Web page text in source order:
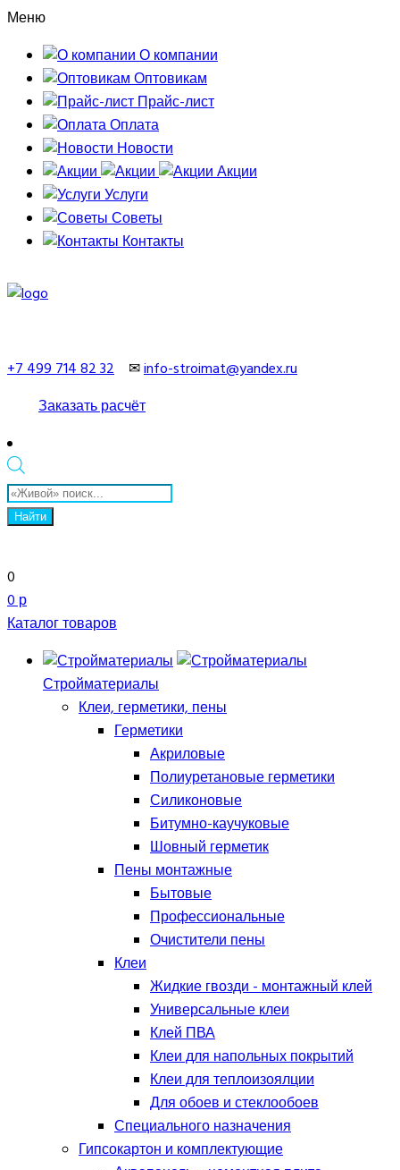
Меню
О компании
Оптовикам
Прайс-лист
Оплата
Новости
Акции
Услуги
Советы
Контакты
+7 499 714 82 32 ✉info-stroimat@yandex.ru
Заказать расчёт
Поиск
товаров
Найти
0
0 р
Каталог товаров
Стройматериалы
Клеи, герметики, пены
Герметики
Акриловые
Полиуретановые герметики
Силиконовые
Битумно-каучуковые
Шовный герметик
Пены монтажные
Бытовые
Профессиональные
Очистители пены
Клеи
Жидкие гвозди - монтажный клей
Универсальные клеи
Клей ПВА
Клеи для напольных покрытий
Клеи для теплоизоялции
Для обоев и стеклообоев
Специального назначения
Гипсокартон и комплектующие